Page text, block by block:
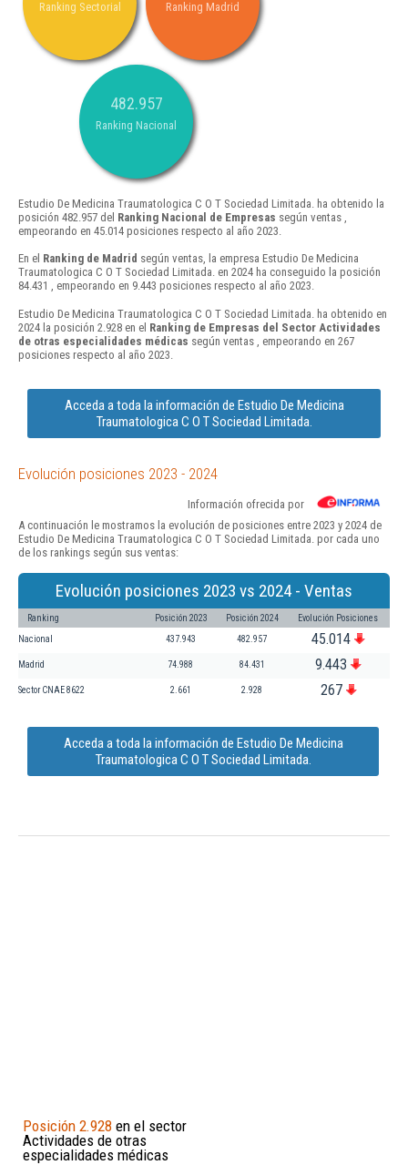
Ranking Sectorial Ranking Madrid
482.957
Ranking Nacional
Estudio De Medicina Traumatologica C O T Sociedad Limitada. ha obtenido la
posición 482.957 del Ranking Nacional de Empresas según ventas ,
empeorando en 45.014 posiciones respecto al año 2023.
En el Ranking de Madrid según ventas, la empresa Estudio De Medicina
Traumatologica C O T Sociedad Limitada. en 2024 ha conseguido la posición
84.431 , empeorando en 9.443 posiciones respecto al año 2023.
Estudio De Medicina Traumatologica C O T Sociedad Limitada. ha obtenido en
2024 la posición 2.928 en el Ranking de Empresas del Sector Actividades
de otras especialidades médicas según ventas , empeorando en 267
posiciones respecto al año 2023.
Acceda a toda la información de Estudio De Medicina
Traumatologica C O T Sociedad Limitada.
Evolución posiciones 2023 - 2024
Información ofrecida por
A continuación le mostramos la evolución de posiciones entre 2023 y 2024 de
Estudio De Medicina Traumatologica C O T Sociedad Limitada. por cada uno
de los rankings según sus ventas:
Evolución posiciones 2023 vs 2024 - Ventas
Ranking Posición 2023 Posición 2024 Evolución Posiciones
Nacional 437.943 482.957 45.014
Madrid 74.988 84.431 9.443
Sector CNAE 8622 2.661 2.928 267
Acceda a toda la información de Estudio De Medicina
Traumatologica C O T Sociedad Limitada.
Posición 2.928 en el sector
Actividades de otras
especialidades médicas